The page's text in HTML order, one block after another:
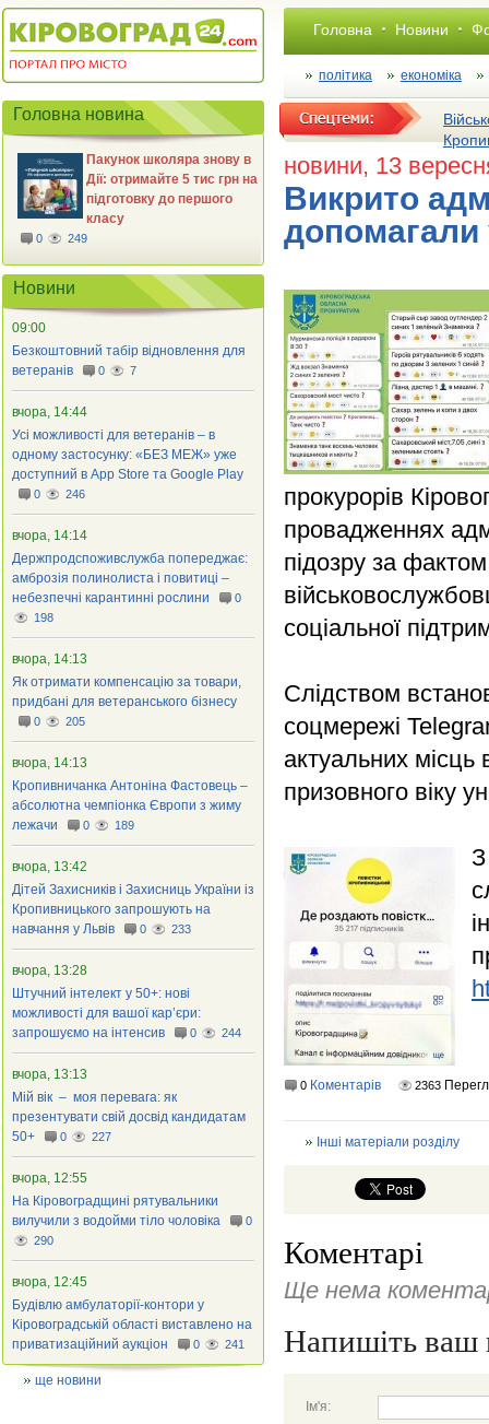
Головна Новини
політика економіка
новини, 13
Викрито
допомагали
прокурорів
провадженнях
підозру за
соціальної
Слідством
соцмережі
актуальних місць
призовного віку
0 Коментарів 2363
Інші матеріали розділу
Коментарі
Ще нема
Напишіть ваш
Ім'я:
Головна новина
Пакунок школяра знову в
Дії: отримайте 5 тис грн на
підготовку до першого
класу
0 249
Новини
09:00
Безкоштовний табір відновлення для
ветеранів
0 7
вчора, 14:44
Усі можливості для ветеранів – в
одному застосунку: «БЕЗ МЕЖ» уже
доступний в App Store та Google Play
0 246
вчора, 14:14
Держпродспоживслужба попереджає:
амброзія полинолиста і повитиці –
небезпечні карантинні рослини
0
198
вчора, 14:13
Як отримати компенсацію за товари,
придбані для ветеранського бізнесу
0 205
вчора, 14:13
Кропивничанка Антоніна Фастовець –
абсолютна чемпіонка Європи з жиму
лежачи
0 189
вчора, 13:42
Дітей Захисників і Захисниць України із
Кропивницького запрошують на
навчання у Львів
0 233
вчора, 13:28
Штучний інтелект у 50+: нові
можливості для вашої кар’єри:
запрошуємо на інтенсив
0 244
вчора, 13:13
Мій вік – моя перевага: як
презентувати свій досвід кандидатам
50+
0 227
вчора, 12:55
На Кіровоградщині рятувальники
вилучили з водойми тіло чоловіка
0
290
вчора, 12:45
Будівлю амбулаторії-контори у
Кіровоградській області виставлено на
приватизаційний аукціон
0 241
ще новини